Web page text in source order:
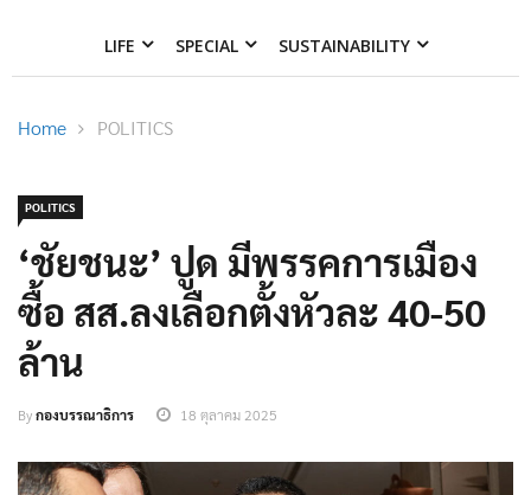
LIFE SPECIAL SUSTAINABILITY
Home POLITICS
POLITICS
‘ชัยชนะ​’ ปูด มีพรรคการเมือง
ซื้อ​ สส.ลงเลือกตั้งหัวละ​ 40-50
ล้าน
Byกองบรรณาธิการ 18 ตุลาคม 2025